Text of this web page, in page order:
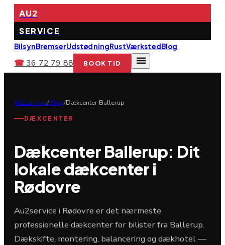
AU2
SERVICE
BilsynBremserUdstødningRustVærkstedBlog
☎36 72 79 88 BOOK TID
Au2service/Blog/Dækcenter Ballerup
DÆKCENTER
Dækcenter Ballerup: Dit
lokale dækcenter i
Rødovre
Au2service i Rødovre er det nærmeste
professionelle dækcenter for bilister fra Ballerup.
Dækskifte, montering, balancering og dækhotel —